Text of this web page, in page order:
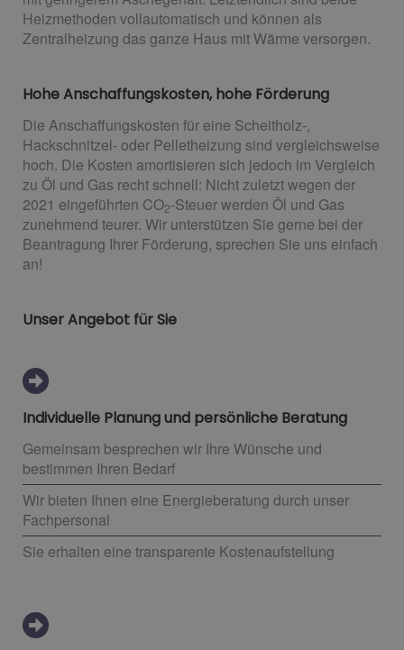
Heizmethoden vollautomatisch und können als
Zentralheizung das ganze Haus mit Wärme versorgen.
Hohe Anschaffungskosten, hohe Förderung
Die Anschaffungskosten für eine Scheitholz-,
Hackschnitzel- oder Pelletheizung sind vergleichsweise
hoch. Die Kosten amortisieren sich jedoch im Vergleich
zu Öl und Gas recht schnell: Nicht zuletzt wegen der
2021 eingeführten CO2-Steuer werden Öl und Gas
zunehmend teurer. Wir unterstützen Sie gerne bei der
Beantragung Ihrer Förderung, sprechen Sie uns einfach
an!
Unser Angebot für Sie
Individuelle Planung und persönliche Beratung
Gemeinsam besprechen wir Ihre Wünsche und
bestimmen Ihren Bedarf
Wir bieten Ihnen eine Energieberatung durch unser
Fachpersonal
Sie erhalten eine transparente Kostenaufstellung